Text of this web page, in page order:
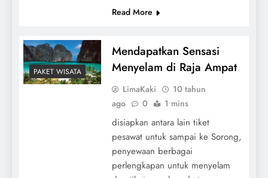
Read More
PAKET WISATA
Mendapatkan Sensasi
Menyelam di Raja Ampat
LimaKaki
10 tahun
ago
0 1 mins
disiapkan antara lain tiket
pesawat untuk sampai ke Sorong,
penyewaan berbagai
perlengkapan untuk menyelam